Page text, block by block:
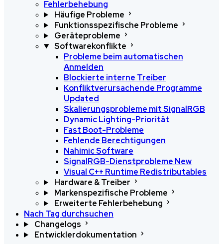
Fehlerbehebung
Häufige Probleme
Funktionsspezifische Probleme
Geräteprobleme
Softwarekonflikte
Probleme beim automatischen
Anmelden
Blockierte interne Treiber
Konfliktverursachende Programme
Updated
Skalierungsprobleme mit SignalRGB
Dynamic Lighting-Priorität
Fast Boot-Probleme
Fehlende Berechtigungen
Nahimic Software
SignalRGB-Dienstprobleme New
Visual C++ Runtime Redistributables
Hardware & Treiber
Markenspezifische Probleme
Erweiterte Fehlerbehebung
Nach Tag durchsuchen
Changelogs
Entwicklerdokumentation